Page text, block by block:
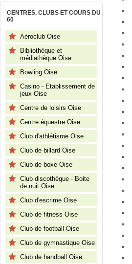
CENTRES, CLUBS ET COURS DU
60
Aéroclub Oise
Bibliothèque et
médiathèque Oise
Bowling Oise
Casino - Etablissement de
jeux Oise
Centre de loisirs Oise
Centre équestre Oise
Club d'athlétisme Oise
Club de billard Oise
Club de boxe Oise
Club discothèque - Boite
de nuit Oise
Club d'escrime Oise
Club de fitness Oise
Club de football Oise
Club de gymnastique Oise
Club de handball Oise